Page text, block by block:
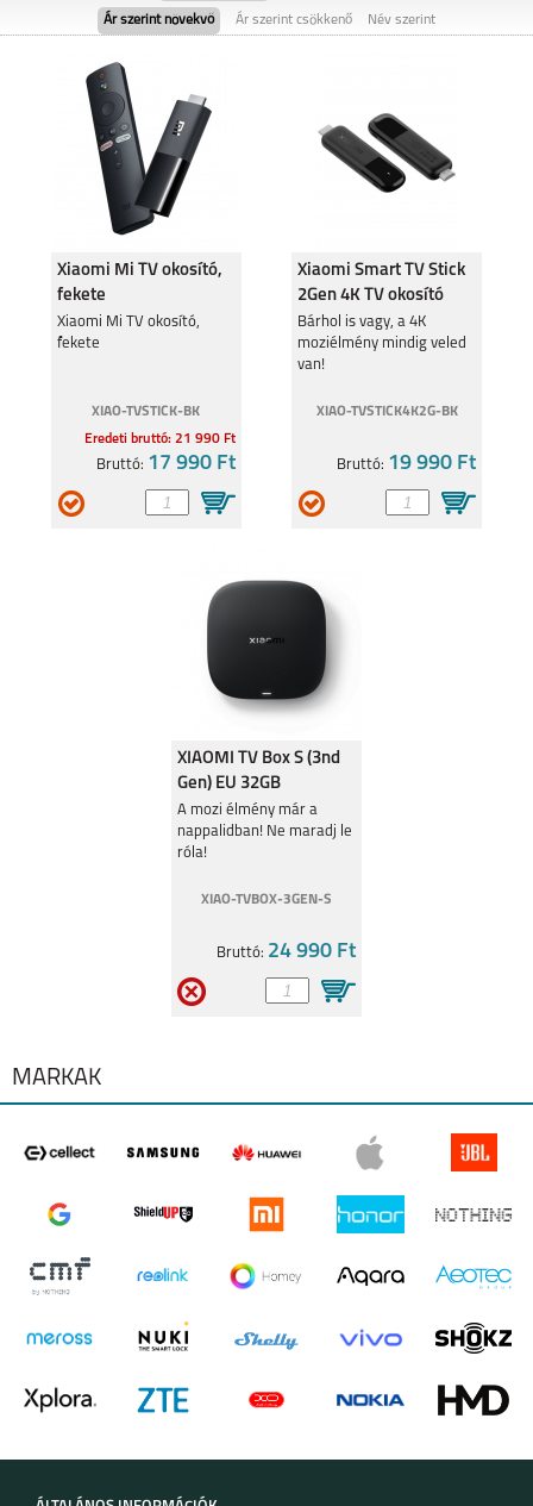
SAMSUNG GALAXY
SAMSUNG GALAXY
FOLD8 ULTRA
SAMSUNG GALAXY
FLIP8
SAMSUNG GALAXY
SAMSUNG GALAXY
SAMSUNG GALAXY
SAMSUNG GALAXY
S25 EDGE
SAMSUNG S25 FE
SAMSUNG GALAXY Z
FOLD7
SAMSUNG GALAXY Z
FLIP7 FE
Ár szerint növekvő Ár szerint csökkenő Név szerint
Xiaomi Mi TV okosító,
fekete
Xiaomi Mi TV okosító,
fekete
XIAO-TVSTICK-BK
Eredeti bruttó: 21 990 Ft
Bruttó: 17 990 Ft
Xiaomi Smart TV Stick
2Gen 4K TV okosító
PFJ4197
Bárhol is vagy, a 4K
moziélmény mindig veled
van!
XIAO-TVSTICK4K2G-BK
Bruttó: 19 990 Ft
XIAOMI TV Box S (3nd
Gen) EU 32GB
médialejátszó
A mozi élmény már a
nappalidban! Ne maradj le
róla!
XIAO-TVBOX-3GEN-S
Bruttó: 24 990 Ft
MÁRKÁK